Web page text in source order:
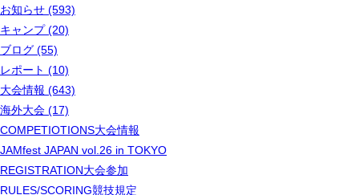
お知らせ (593)
キャンプ (20)
ブログ (55)
レポート (10)
大会情報 (643)
海外大会 (17)
COMPETIOTIONS大会情報
JAMfest JAPAN vol.26 in TOKYO
REGISTRATION大会参加
RULES/SCORING競技規定